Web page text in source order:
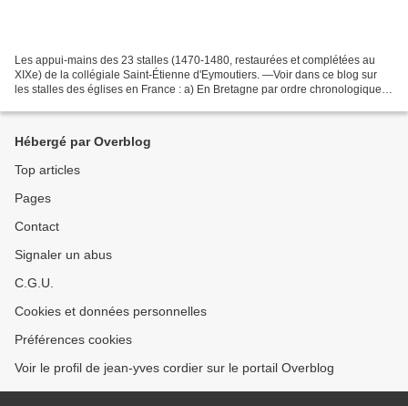
Les appui-mains des 23 stalles (1470-1480, restaurées et complétées au
XIXe) de la collégiale Saint-Étienne d'Eymoutiers. —Voir dans ce blog sur
les stalles des églises en France : a) En Bretagne par ordre chronologique :
Hébergé par Overblog
Top articles
Pages
Contact
Signaler un abus
C.G.U.
Cookies et données personnelles
Préférences cookies
Voir le profil de jean-yves cordier sur le portail Overblog